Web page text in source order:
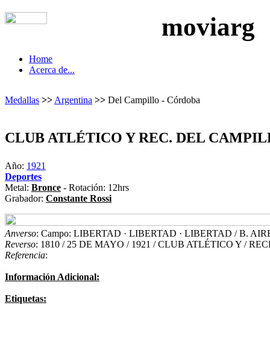
moviarg
Home
Acerca de...
Medallas >> Argentina >> Del Campillo - Córdoba
CLUB ATLÉTICO Y REC. DEL
Año: 1921
Deportes
Metal: Bronce - Rotación: 12hrs
Grabador: Constante Rossi
Anverso: Campo: LIBERTAD · LIBERTAD · LIBERTAD / B.
Reverso: 1810 / 25 DE MAYO / 1921 / CLUB ATLÉTICO Y /
Referencia:
Información Adicional:
Etiquetas: